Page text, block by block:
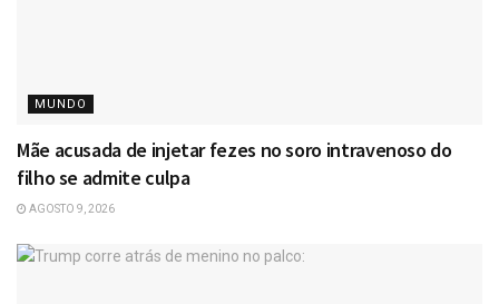
MUNDO
Mãe acusada de injetar fezes no soro intravenoso do
filho se admite culpa
AGOSTO 9, 2026